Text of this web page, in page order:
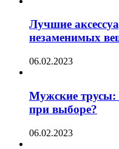
Лучшие
незаменимых
06.02.2023
Мужские трусы:
при выборе?
06.02.2023